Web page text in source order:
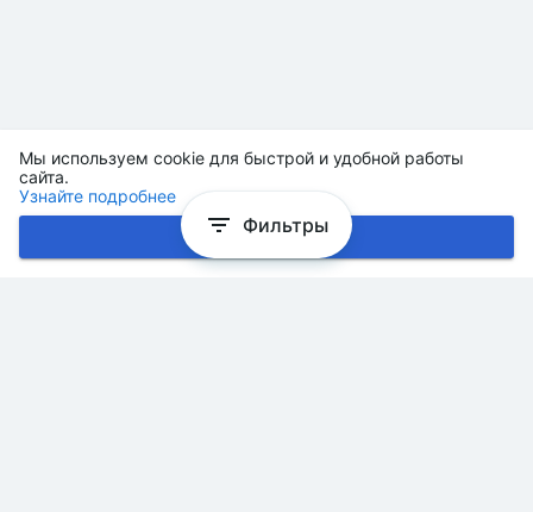
Мы используем cookie для быстрой и удобной работы
сайта.
Узнайте подробнее
Хорошо
Фильтры